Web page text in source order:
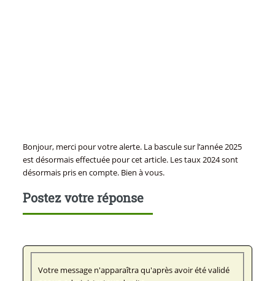
Bonjour, merci pour votre alerte. La bascule sur l’année 2025
est désormais effectuée pour cet article. Les taux 2024 sont
désormais pris en compte. Bien à vous.
Postez votre réponse
Votre message n'apparaîtra qu'après avoir été validé